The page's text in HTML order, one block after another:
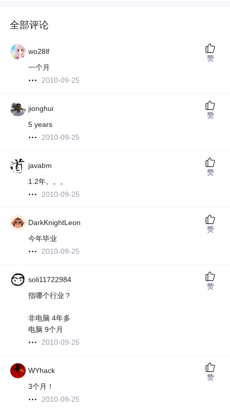
全部评论
wo28lf
一个月
2010-09-25
赞
jionghui
5 years
2010-09-25
赞
javabm
1.2年。。。
2010-09-25
赞
DarkKnightLeon
今年毕业
2010-09-25
赞
soli11722984
指哪个行业？
非电脑 4年多
电脑 9个月
2010-09-25
赞
WYhack
3个月！
2010-09-25
赞